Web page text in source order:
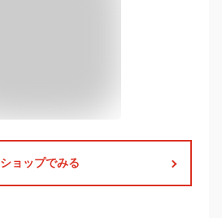
ショップでみる